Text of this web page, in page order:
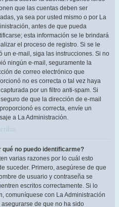
que las cuentas deben ser
ya sea por usted mismo o por La
antes de que pueda
esta información se le brindará
el proceso de registro. Si se le
un e-mail, siga las instrucciones. Si no
ningún e-mail, seguramente la
de correo electrónico que
no es correcta o tal vez haya
por un filtro anti-spam. Si
de que la dirección de e-mail
es correcta, envíe un
a La Administración.
qué no puedo identificarme?
varias razones por lo cuál esto
suceder. Primero, asegúrese de que
de usuario y contraseña se
escritos correctamente. Si lo
comuníquese con La Administración
asegurarse de que no ha sido